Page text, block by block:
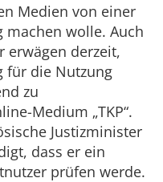
Medien von einer
wolle. Auch
erwägen derzeit,
für die Nutzung
zu
Medium „TKP“.
Justizminister
dass er ein
prüfen werde.